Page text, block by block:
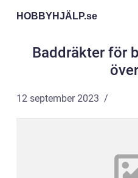
HOBBYHJÄLP.se
Baddräkter för
12 september 2023